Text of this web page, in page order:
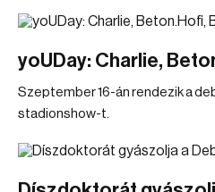
yoUDay: Charlie,
Szeptember 16-án rendezik a
stadionshow-t.